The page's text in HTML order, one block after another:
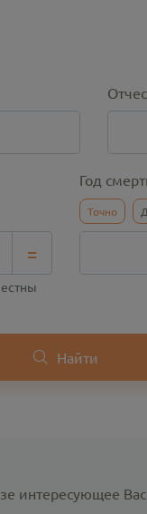
=
Год
Точно
Найти
интересующее